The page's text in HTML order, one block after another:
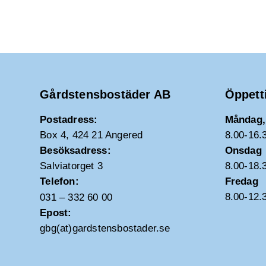
Gårdstensbostäder AB
Postadress:
Box 4, 424 21 Angered
Besöksadress:
Salviatorget 3
Telefon:
031 – 332 60 00
Epost:
gbg(at)gardstensbostader.se
8.00-
Onsdag
8.00-
Fredag
8.00-